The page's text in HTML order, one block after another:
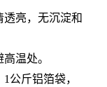
透亮，无沉淀和
温处。
公斤铝箔袋，